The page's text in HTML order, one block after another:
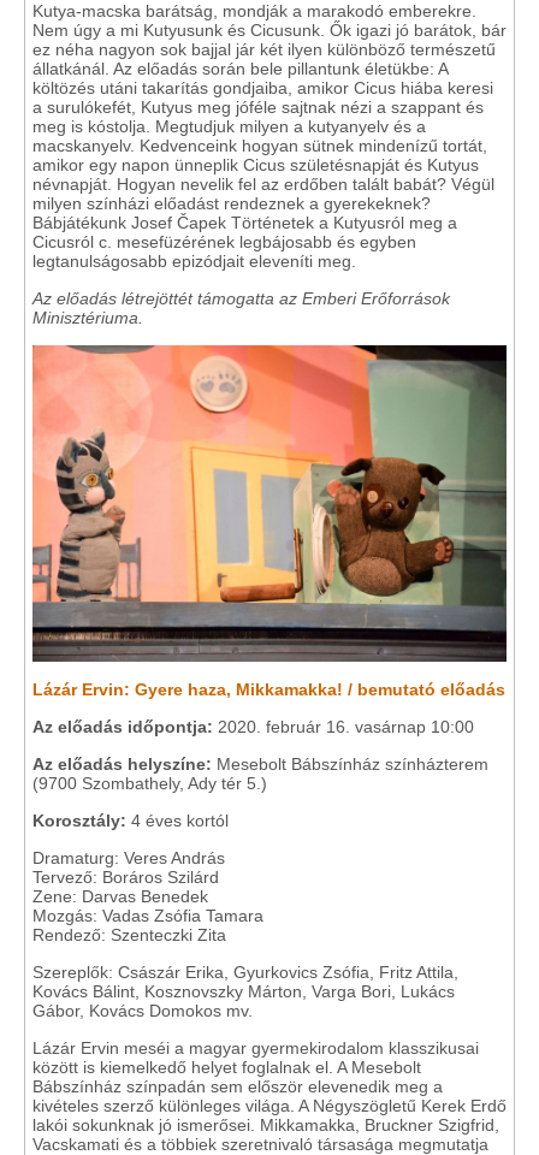
Kutya-macska barátság, mondják a marakodó emberekre.
Nem úgy a mi Kutyusunk és Cicusunk. Ők igazi jó barátok, bár
ez néha nagyon sok bajjal jár két ilyen különböző természetű
állatkánál. Az előadás során bele pillantunk életükbe: A
költözés utáni takarítás gondjaiba, amikor Cicus hiába keresi
a surulókefét, Kutyus meg jóféle sajtnak nézi a szappant és
meg is kóstolja. Megtudjuk milyen a kutyanyelv és a
macskanyelv. Kedvenceink hogyan sütnek mindenízű tortát,
amikor egy napon ünneplik Cicus születésnapját és Kutyus
névnapját. Hogyan nevelik fel az erdőben talált babát? Végül
milyen színházi előadást rendeznek a gyerekeknek?
Bábjátékunk Josef Čapek Történetek a Kutyusról meg a
Cicusról c. mesefüzérének legbájosabb és egyben
legtanulságosabb epizódjait eleveníti meg.
Az előadás létrejöttét támogatta az Emberi Erőforrások
Minisztériuma.
Lázár Ervin: Gyere haza, Mikkamakka! / bemutató előadás
Az előadás időpontja: 2020. február 16. vasárnap 10:00
Az előadás helyszíne: Mesebolt Bábszínház színházterem
(9700 Szombathely, Ady tér 5.)
Korosztály: 4 éves kortól
Dramaturg: Veres András
Tervező: Boráros Szilárd
Zene: Darvas Benedek
Mozgás: Vadas Zsófia Tamara
Rendező: Szenteczki Zita
Szereplők: Császár Erika, Gyurkovics Zsófia, Fritz Attila,
Kovács Bálint, Kosznovszky Márton, Varga Bori, Lukács
Gábor, Kovács Domokos mv.
Lázár Ervin meséi a magyar gyermekirodalom klasszikusai
között is kiemelkedő helyet foglalnak el. A Mesebolt
Bábszínház színpadán sem először elevenedik meg a
kivételes szerző különleges világa. A Négyszögletű Kerek Erdő
lakói sokunknak jó ismerősei. Mikkamakka, Bruckner Szigfrid,
Vacskamati és a többiek szeretnivaló társasága megmutatja